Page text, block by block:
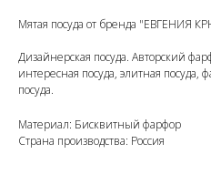
Мятая посуда от бренда "ЕВГЕНИЯ
Дизайнерская посуда. Авторский
интересная посуда, элитная посуда,
посуда.
Материал: Бисквитный фарфор
Страна производства: Россия